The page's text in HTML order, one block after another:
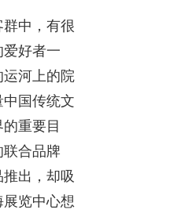
中，有很
好者一
河上的院
国传统文
重要目
合品牌
出，却吸
览中心想